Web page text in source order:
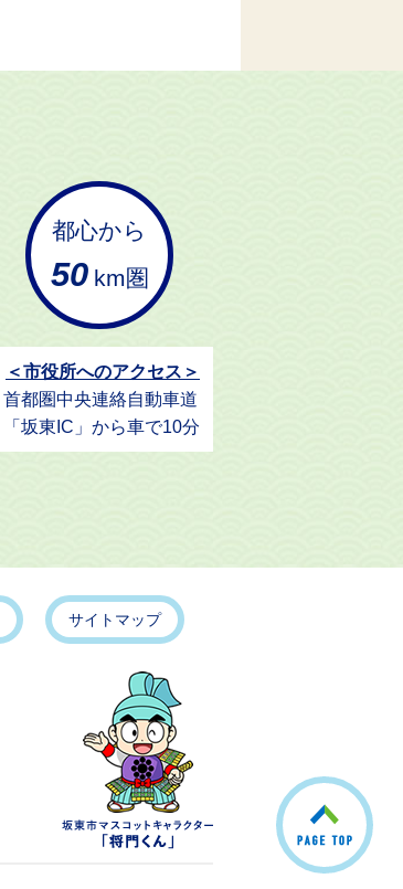
都心から
50 km圏
＜市役所へのアクセス＞
首都圏中央連絡自動車道
「坂東IC」から車で10分
サイトマップ